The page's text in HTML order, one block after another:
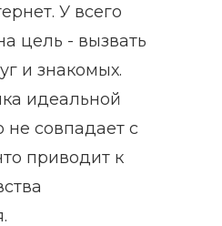
У всего
цель - вызвать
и знакомых.
идеальной
совпадает с
приводит к